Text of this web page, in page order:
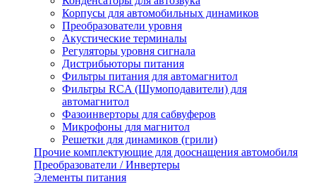
Корпусы для автомобильных динамиков
Преобразователи уровня
Акустические терминалы
Регуляторы уровня сигнала
Дистрибьюторы питания
Фильтры питания для автомагнитол
Фильтры RCA (Шумоподавители) для
автомагнитол
Фазоинверторы для сабвуферов
Микрофоны для магнитол
Решетки для динамиков (грили)
Прочие комплектующие для дооснащения автомобиля
Преобразователи / Инвертеры
Элементы питания